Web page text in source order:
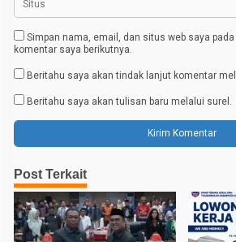
Simpan nama, email, dan situs web saya
komentar saya berikutnya.
Beritahu saya akan tindak lanjut komentar
Beritahu saya akan tulisan baru melalui surel.
Post Terkait